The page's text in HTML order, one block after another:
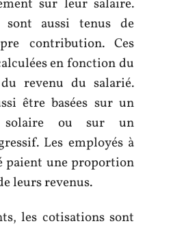
sur leur salaire.
sont aussi tenus de
contribution. Ces
en fonction du
revenu du salarié.
être basées sur un
ou sur un
Les employés à
paient une proportion
leurs revenus.
les cotisations sont